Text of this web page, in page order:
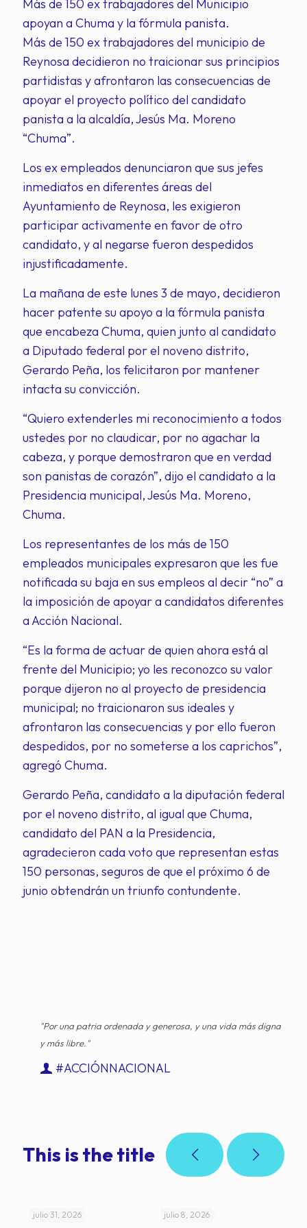
Más de 150 ex trabajadores del Municipio
apoyan a Chuma y la fórmula panista.
Más de 150 ex trabajadores del municipio de
Reynosa decidieron no traicionar sus principios
partidistas y afrontaron las consecuencias de
apoyar el proyecto político del candidato
panista a la alcaldía, Jesús Ma. Moreno
“Chuma”.
Los ex empleados denunciaron que sus jefes
inmediatos en diferentes áreas del
Ayuntamiento de Reynosa, les exigieron
participar activamente en favor de otro
candidato, y al negarse fueron despedidos
injustificadamente.
La mañana de este lunes 3 de mayo, decidieron
hacer patente su apoyo a la fórmula panista
que encabeza Chuma, quien junto al candidato
a Diputado federal por el noveno distrito,
Gerardo Peña, los felicitaron por mantener
intacta su convicción.
“Quiero extenderles mi reconocimiento a todos
ustedes por no claudicar, por no agachar la
cabeza, y porque demostraron que en verdad
son panistas de corazón”, dijo el candidato a la
Presidencia municipal, Jesús Ma. Moreno,
Chuma.
Los representantes de los más de 150
empleados municipales expresaron que les fue
notificada su baja en sus empleos al decir “no” a
la imposición de apoyar a candidatos diferentes
a Acción Nacional.
“Es la forma de actuar de quien ahora está al
frente del Municipio; yo les reconozco su valor
porque dijeron no al proyecto de presidencia
municipal; no traicionaron sus ideales y
afrontaron las consecuencias y por ello fueron
despedidos, por no someterse a los caprichos”,
agregó Chuma.
Gerardo Peña, candidato a la diputación federal
por el noveno distrito, al igual que Chuma,
candidato del PAN a la Presidencia,
agradecieron cada voto que representan estas
150 personas, seguros de que el próximo 6 de
junio obtendrán un triunfo contundente.
"Por una patria ordenada y generosa, y una vida más digna
y más libre."
#ACCIÓNNACIONAL
This is the title
julio 31, 2026 julio 8, 2026